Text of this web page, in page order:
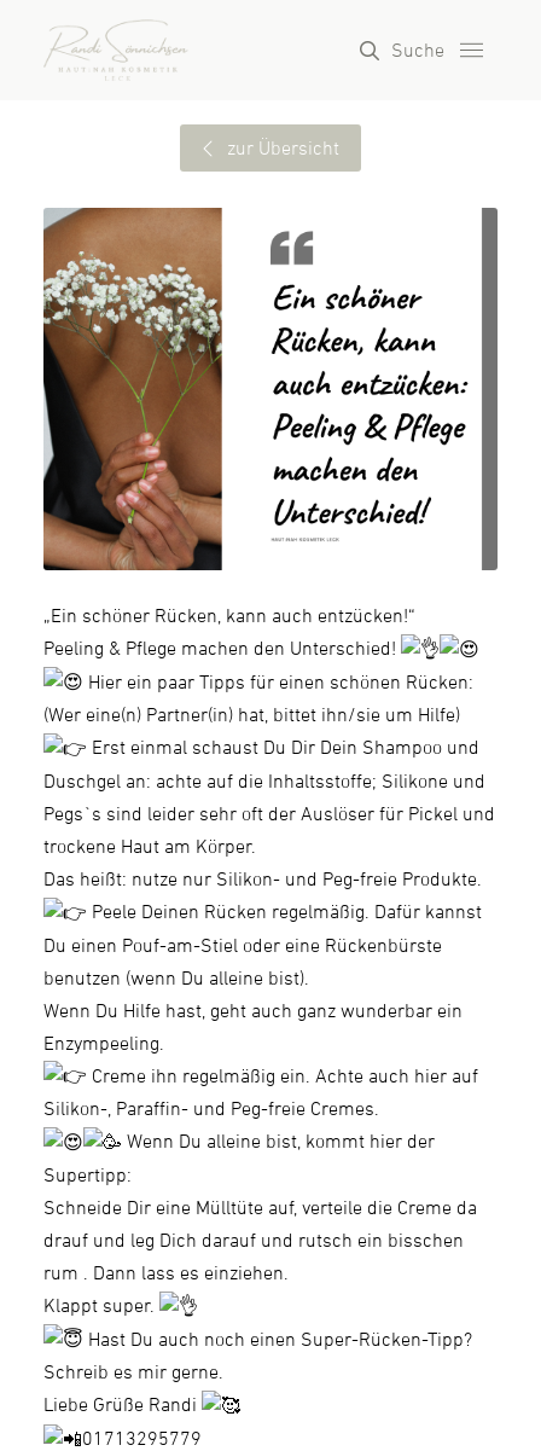
Suche
zur Übersicht
„Ein schöner Rücken, kann auch entzücken!“
Peeling & Pflege machen den Unterschied!
Hier ein paar Tipps für einen schönen Rücken:
(Wer eine(n) Partner(in) hat, bittet ihn/sie um Hilfe)
Erst einmal schaust Du Dir Dein Shampoo und
Duschgel an: achte auf die Inhaltsstoffe; Silikone und
Pegs`s sind leider sehr oft der Auslöser für Pickel und
trockene Haut am Körper.
Das heißt: nutze nur Silikon- und Peg-freie Produkte.
Peele Deinen Rücken regelmäßig. Dafür kannst
Du einen Pouf-am-Stiel oder eine Rückenbürste
benutzen (wenn Du alleine bist).
Wenn Du Hilfe hast, geht auch ganz wunderbar ein
Enzympeeling.
Creme ihn regelmäßig ein. Achte auch hier auf
Silikon-, Paraffin- und Peg-freie Cremes.
Wenn Du alleine bist, kommt hier der
Supertipp:
Schneide Dir eine Mülltüte auf, verteile die Creme da
drauf und leg Dich darauf und rutsch ein bisschen
rum . Dann lass es einziehen.
Klappt super.
Hast Du auch noch einen Super-Rücken-Tipp?
Schreib es mir gerne.
Liebe Grüße Randi
01713295779